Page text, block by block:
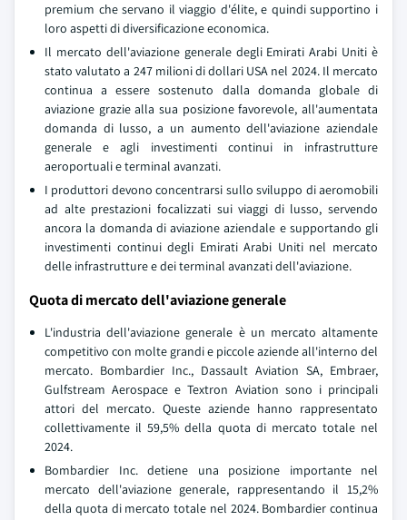
premium che servano il viaggio d'élite, e quindi supportino i
loro aspetti di diversificazione economica.
Il mercato dell'aviazione generale degli Emirati Arabi Uniti è
stato valutato a 247 milioni di dollari USA nel 2024. Il mercato
continua a essere sostenuto dalla domanda globale di
aviazione grazie alla sua posizione favorevole, all'aumentata
domanda di lusso, a un aumento dell'aviazione aziendale
generale e agli investimenti continui in infrastrutture
aeroportuali e terminal avanzati.
I produttori devono concentrarsi sullo sviluppo di aeromobili
ad alte prestazioni focalizzati sui viaggi di lusso, servendo
ancora la domanda di aviazione aziendale e supportando gli
investimenti continui degli Emirati Arabi Uniti nel mercato
delle infrastrutture e dei terminal avanzati dell'aviazione.
Quota di mercato dell'aviazione generale
L'industria dell'aviazione generale è un mercato altamente
competitivo con molte grandi e piccole aziende all'interno del
mercato. Bombardier Inc., Dassault Aviation SA, Embraer,
Gulfstream Aerospace e Textron Aviation sono i principali
attori del mercato. Queste aziende hanno rappresentato
collettivamente il 59,5% della quota di mercato totale nel
2024.
Bombardier Inc. detiene una posizione importante nel
mercato dell'aviazione generale, rappresentando il 15,2%
della quota di mercato totale nel 2024. Bombardier continua